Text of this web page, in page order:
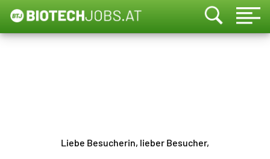
Liebe Besucherin, lieber Besucher,